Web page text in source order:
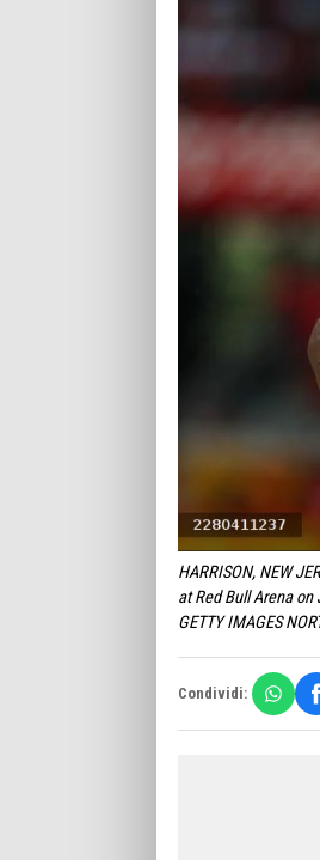
HARRISON, NEW
at Red Bull Arena
GETTY IMAGES
Condividi: